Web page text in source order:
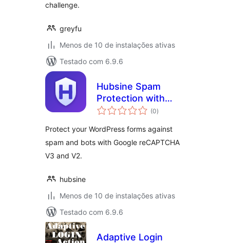
challenge.
greyfu
Menos de 10 de instalações ativas
Testado com 6.9.6
Hubsine Spam
Protection with
Fallback for (0total
de
)
Protect your WordPress forms against
spam and bots with Google reCAPTCHA
V3 and V2.
hubsine
Menos de 10 de instalações ativas
Testado com 6.9.6
Adaptive Login